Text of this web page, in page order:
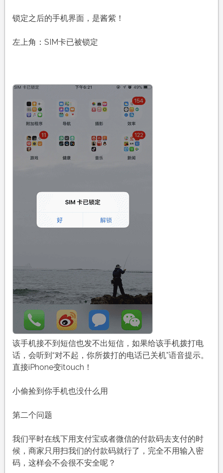
锁定之后的手机界面，是酱紫！
左上角：SIM卡已被锁定
该手机接不到短信也发不出短信，如果给该手机拨打电
话，会听到“对不起，你所拨打的电话已关机”语音提示。
直接iPhone变itouch！
小偷捡到你手机也没什么用
第二个问题
我们平时在线下用支付宝或者微信的付款码去支付的时
候，商家只用扫我们的付款码就行了，完全不用输入密
码，这样会不会很不安全呢？